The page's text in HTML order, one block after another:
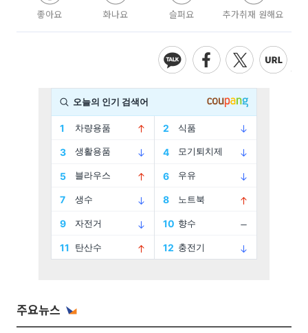
좋아요 화나요 슬퍼요 추가취재 원해요
주요뉴스